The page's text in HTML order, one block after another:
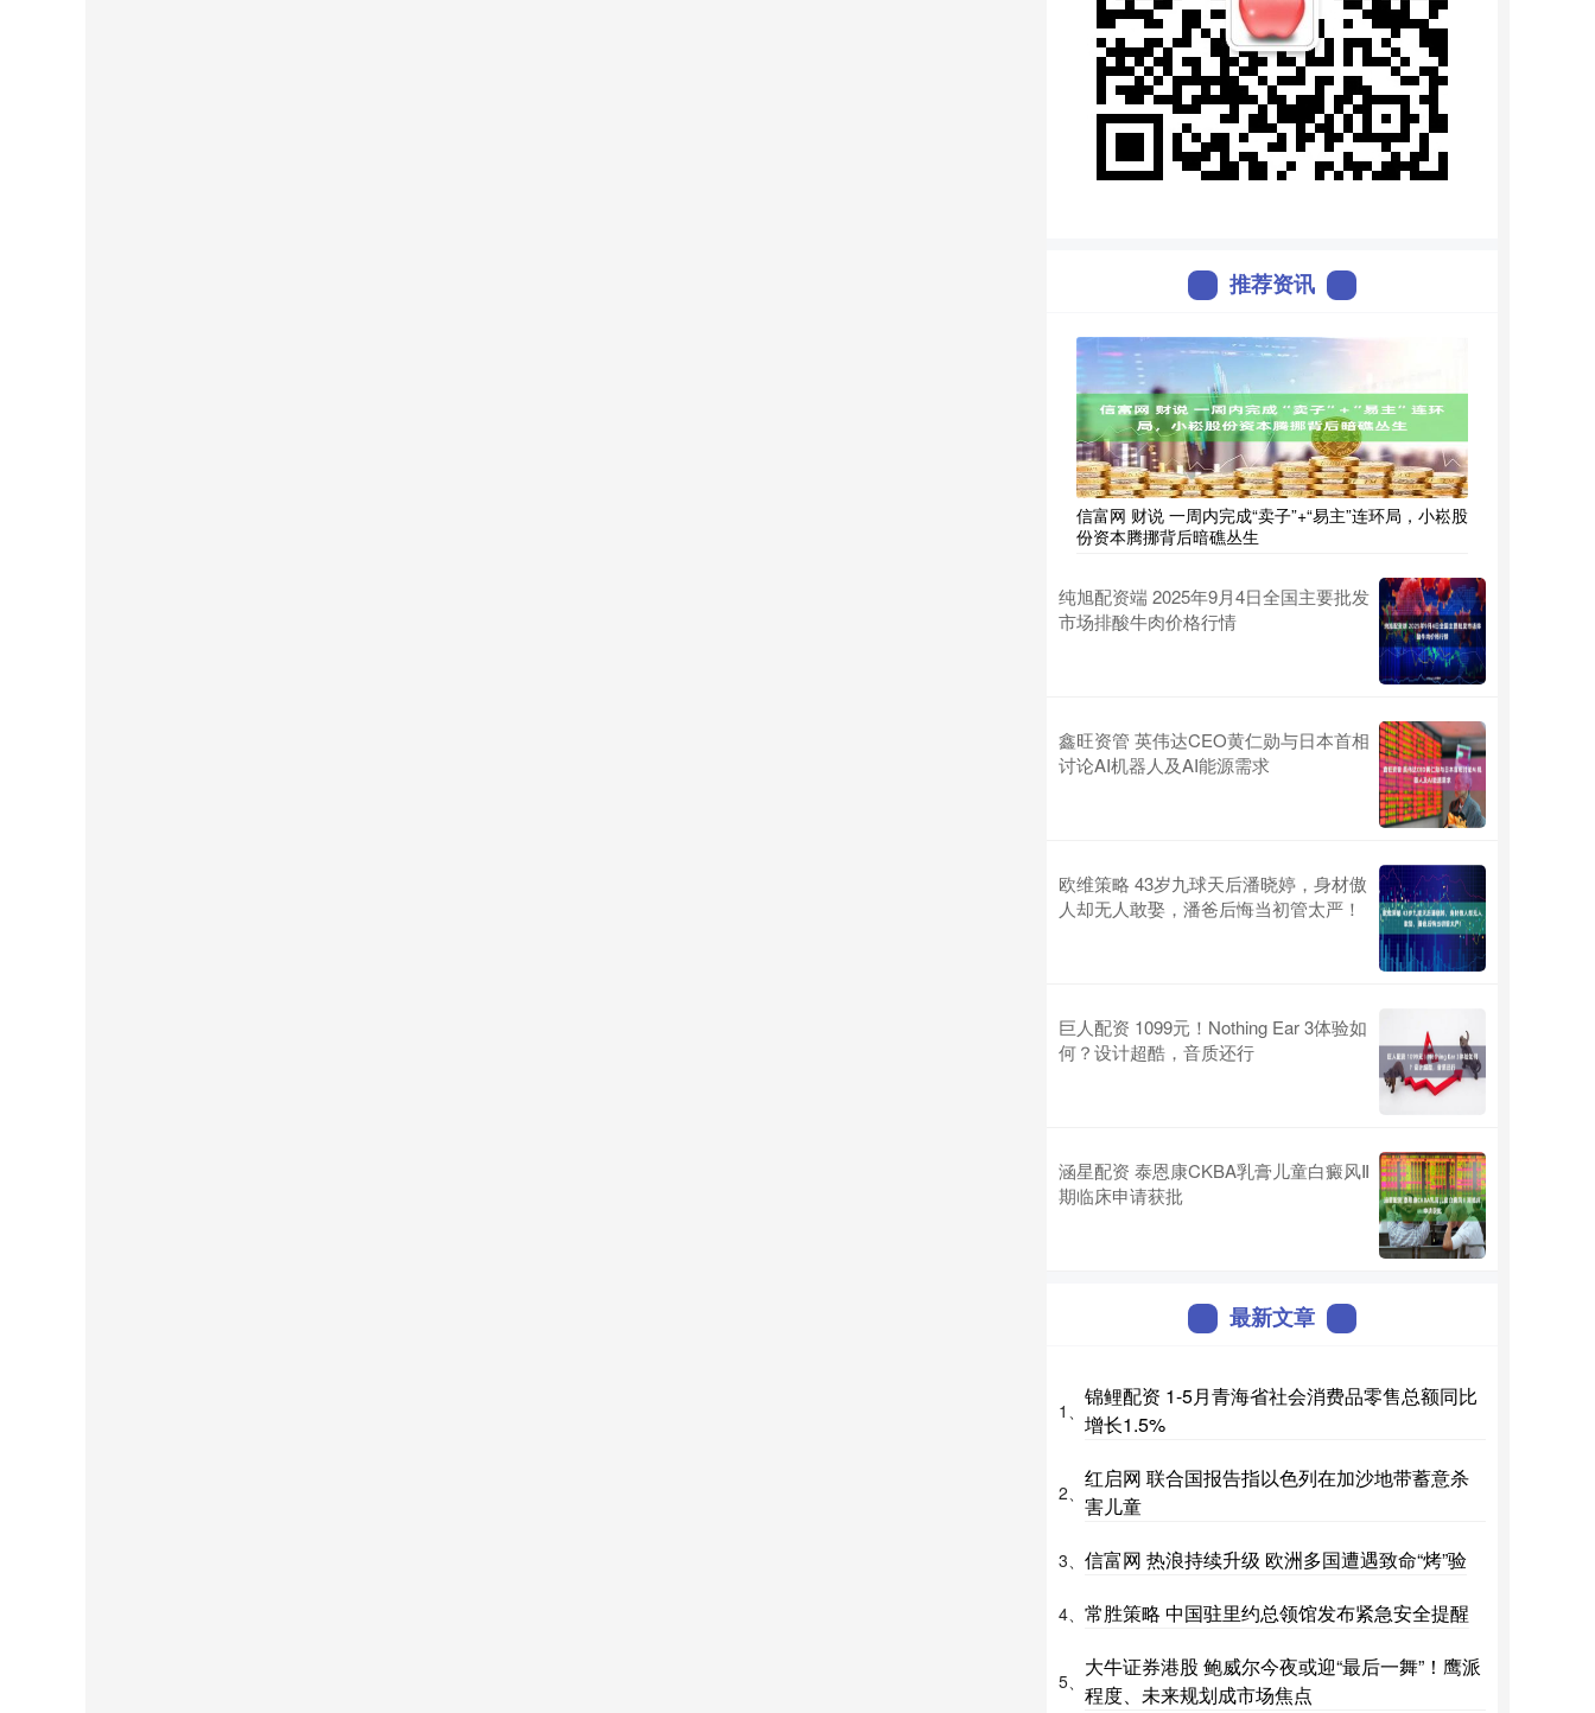
推荐资讯
信富网 财说 一周内完成“卖子”+“易主”连环局，小崧股
份资本腾挪背后暗礁丛生
纯旭配资端 2025年9月4日全国主要批发
市场排酸牛肉价格行情
鑫旺资管 英伟达CEO黄仁勋与日本首相
讨论AI机器人及AI能源需求
欧维策略 43岁九球天后潘晓婷，身材傲
人却无人敢娶，潘爸后悔当初管太严！
巨人配资 1099元！Nothing Ear 3体验如
何？设计超酷，音质还行
涵星配资 泰恩康CKBA乳膏儿童白癜风Ⅱ
期临床申请获批
最新文章
1、
锦鲤配资 1-5月青海省社会消费品零售总额同比
增长1.5%
2、
红启网 联合国报告指以色列在加沙地带蓄意杀
害儿童
3、 信富网 热浪持续升级 欧洲多国遭遇致命“烤”验
4、 常胜策略 中国驻里约总领馆发布紧急安全提醒
5、
大牛证券港股 鲍威尔今夜或迎“最后一舞”！鹰派
程度、未来规划成市场焦点